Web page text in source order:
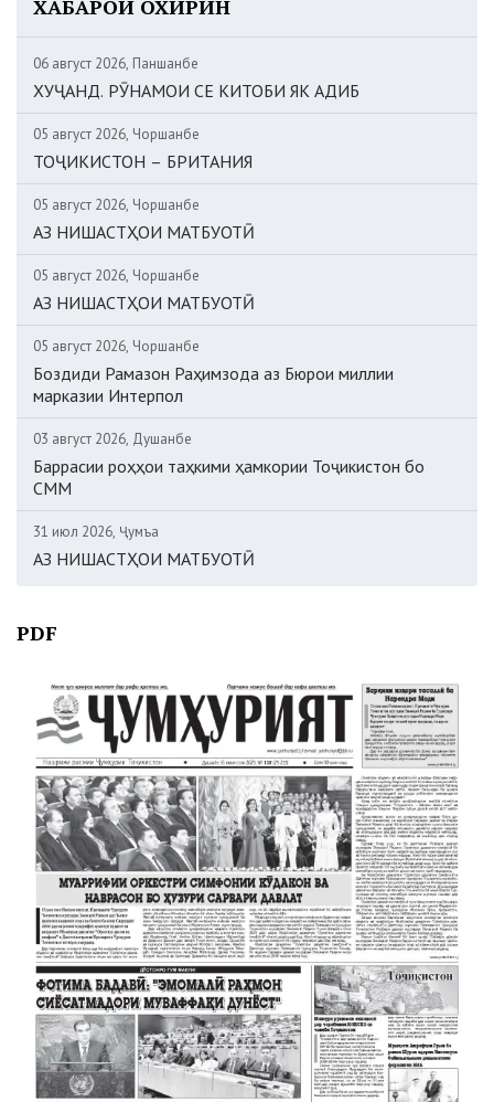
ХАБАРҲОИ ОХИРИН
06 август 2026, Панҷшанбе
ХУҶАНД. РӮНАМОИ СЕ КИТОБИ ЯК АДИБ
05 август 2026, Чоршанбе
ТОҶИКИСТОН – БРИТАНИЯ
05 август 2026, Чоршанбе
АЗ НИШАСТҲОИ МАТБУОТӢ
05 август 2026, Чоршанбе
АЗ НИШАСТҲОИ МАТБУОТӢ
05 август 2026, Чоршанбе
Боздиди Рамазон Раҳимзода аз Бюрои миллии
марказии Интерпол
03 август 2026, Душанбе
Баррасии роҳҳои таҳкими ҳамкории Тоҷикистон бо
СММ
31 июл 2026, Ҷумъа
АЗ НИШАСТҲОИ МАТБУОТӢ
PDF